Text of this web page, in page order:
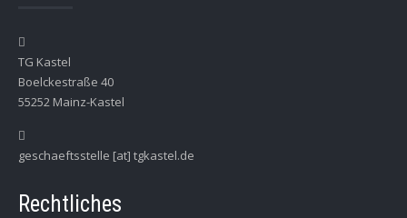
TG Kastel
Boelckestraße 40
55252 Mainz-Kastel
geschaeftsstelle [at] tgkastel.de
Rechtliches